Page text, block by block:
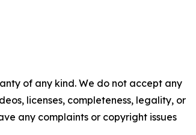
of any kind. We do not accept any
licenses, completeness, legality, or
any complaints or copyright issues